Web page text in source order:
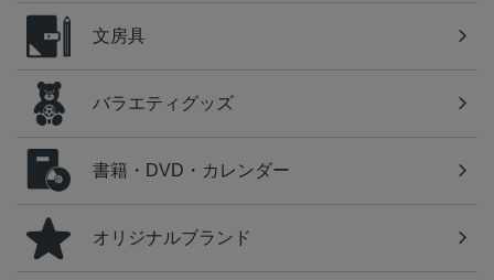
文房具
バラエティグッズ
書籍・DVD・カレンダー
オリジナルブランド